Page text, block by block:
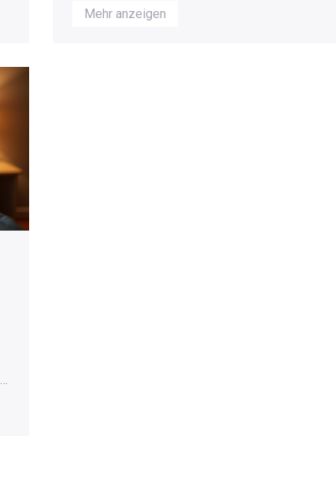
besseren Schlaf.
Mehr anzeigen